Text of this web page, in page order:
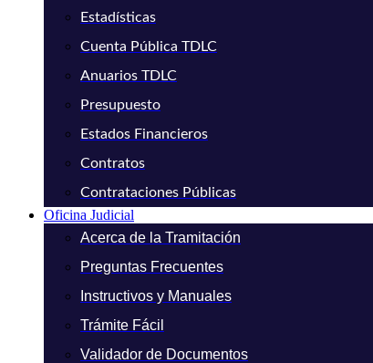
Estadísticas
Cuenta Pública TDLC
Anuarios TDLC
Presupuesto
Estados Financieros
Contratos
Contrataciones Públicas
Oficina Judicial
Acerca de la Tramitación
Preguntas Frecuentes
Instructivos y Manuales
Trámite Fácil
Validador de Documentos